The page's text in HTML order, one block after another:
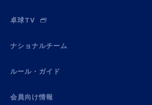
卓球TV
ナショナルチーム
ルール・ガイド
会員向け情報